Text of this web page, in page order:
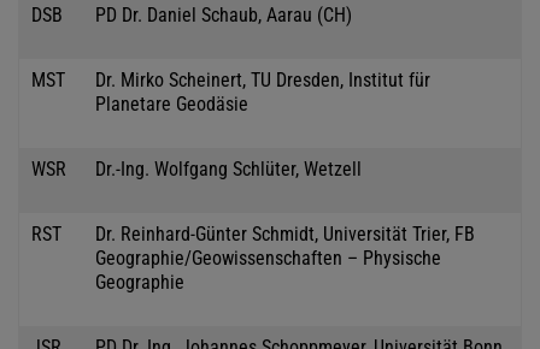
DSB PD Dr. Daniel Schaub, Aarau (CH)
MST
Dr. Mirko Scheinert, TU Dresden, Institut für
Planetare Geodäsie
WSR Dr.-Ing. Wolfgang Schlüter, Wetzell
RST
Dr. Reinhard-Günter Schmidt, Universität Trier, FB
Geographie/Geowissenschaften – Physische
Geographie